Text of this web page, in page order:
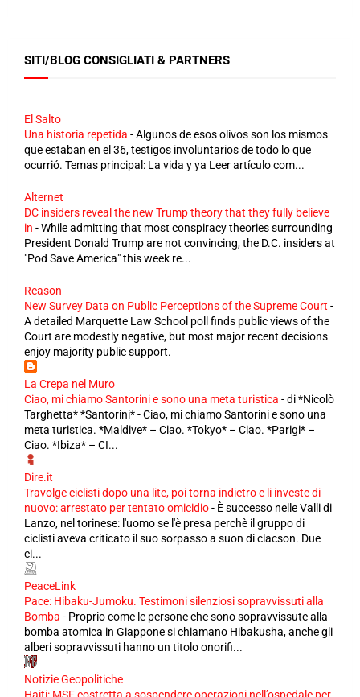
SITI/BLOG CONSIGLIATI & PARTNERS
El Salto
Una historia repetida -Algunos de esos olivos son los mismos
que estaban en el 36, testigos involuntarios de todo lo que
ocurrió. Temas principal: La vida y ya Leer artículo com...
Alternet
DC insiders reveal the new Trump theory that they fully believe
in -While admitting that most conspiracy theories surrounding
President Donald Trump are not convincing, the D.C. insiders at
"Pod Save America" this week re...
Reason
New Survey Data on Public Perceptions of the Supreme Court -
A detailed Marquette Law School poll finds public views of the
Court are modestly negative, but most major recent decisions
enjoy majority public support.
La Crepa nel Muro
Ciao, mi chiamo Santorini e sono una meta turistica -di *Nicolò
Targhetta* *Santorini* - Ciao, mi chiamo Santorini e sono una
meta turistica. *Maldive* – Ciao. *Tokyo* – Ciao. *Parigi* –
Ciao. *Ibiza* – CI...
Dire.it
Travolge ciclisti dopo una lite, poi torna indietro e li investe di
nuovo: arrestato per tentato omicidio- È successo nelle Valli di
Lanzo, nel torinese: l'uomo se l'è presa perchè il gruppo di
ciclisti aveva criticato il suo sorpasso a suon di clacson. Due
ci...
PeaceLink
Pace: Hibaku-Jumoku. Testimoni silenziosi sopravvissuti alla
Bomba - Proprio come le persone che sono sopravvissute alla
bomba atomica in Giappone si chiamano Hibakusha, anche gli
alberi sopravvissuti hanno un titolo onorifi...
Notizie Geopolitiche